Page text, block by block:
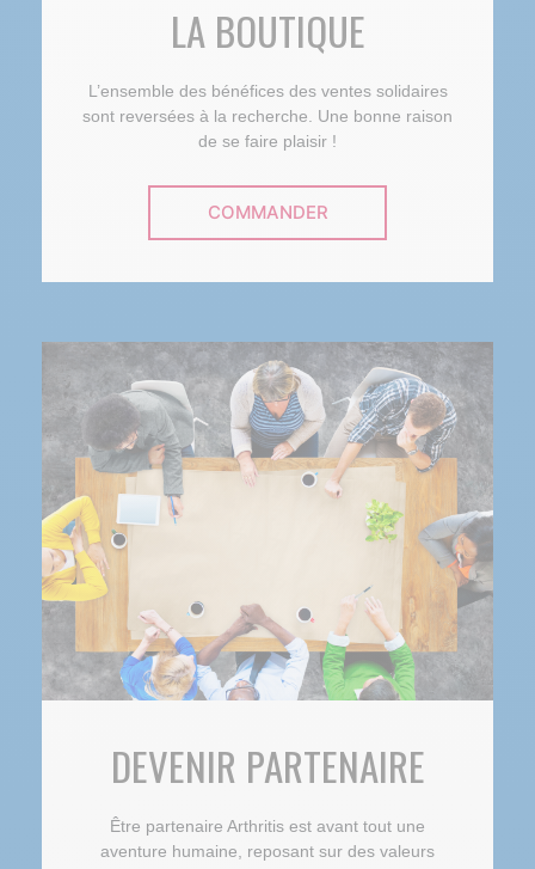
LA BOUTIQUE
L’ensemble des bénéfices des ventes solidaires
sont reversées à la recherche. Une bonne raison
de se faire plaisir !
COMMANDER
DEVENIR PARTENAIRE
Être partenaire Arthritis est avant tout une
aventure humaine, reposant sur des valeurs